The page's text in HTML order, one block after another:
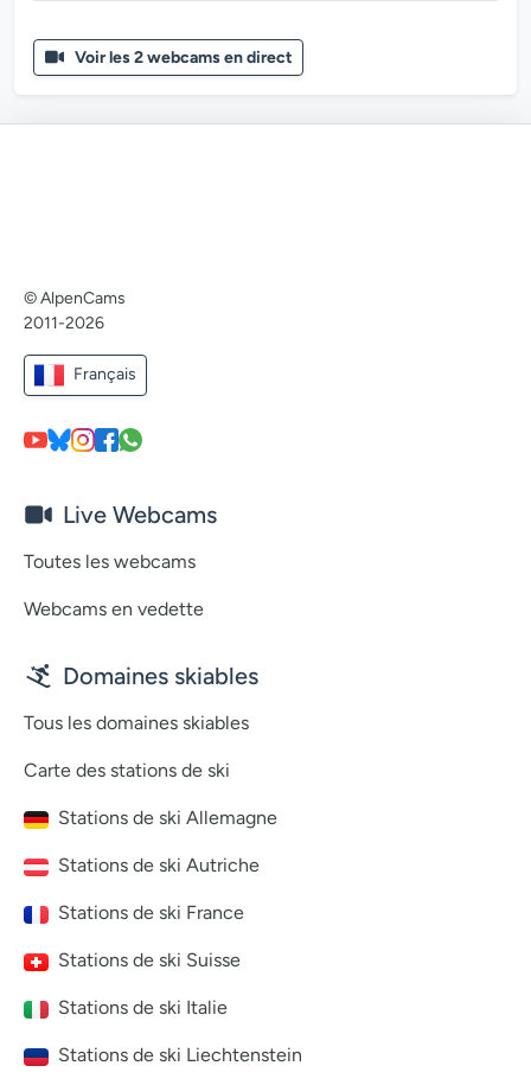
Voir les 2 webcams en direct
© AlpenCams
2011-2026
Français
Live Webcams
Toutes les webcams
Webcams en vedette
Domaines skiables
Tous les domaines skiables
Carte des stations de ski
Stations de ski Allemagne
Stations de ski Autriche
Stations de ski France
Stations de ski Suisse
Stations de ski Italie
Stations de ski Liechtenstein